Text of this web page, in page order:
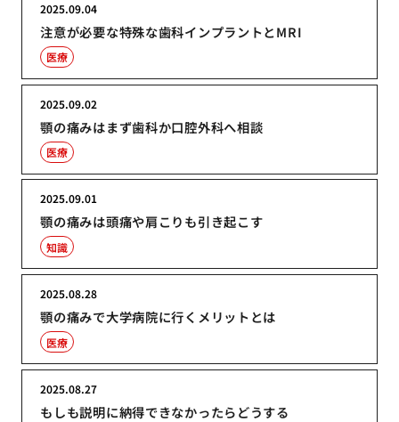
注意が必要な特殊な歯科インプラントとMRI
2025.09.04
医療
顎の痛みはまず歯科か口腔外科へ相談
2025.09.02
医療
顎の痛みは頭痛や肩こりも引き起こす
2025.09.01
知識
顎の痛みで大学病院に行くメリットとは
2025.08.28
医療
もしも説明に納得できなかったらどうする
2025.08.27